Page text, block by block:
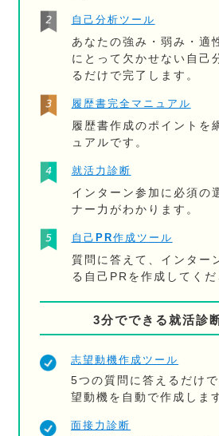
自己分析ツール
あなたの強み・弱み・適
にとって欠かせない自己
るだけで完了します。
履歴書完全マニュアル
履歴書作成のポイントを
ュアルです。
就活力診断
インターン参加に必須の
ナー力がわかります。
自己PR作成ツール
質問に答えて、インター
る自己PRを作成してくだ
3分でできる就活診
志望動機作成ツール
5つの質問に答えるだけ
望動機を自動で作成しま
面接力診断